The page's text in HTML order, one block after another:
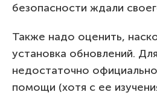
безопасности ждали
Также надо оценить,
установка обновлений.
недостаточно
помощи (хотя с ее